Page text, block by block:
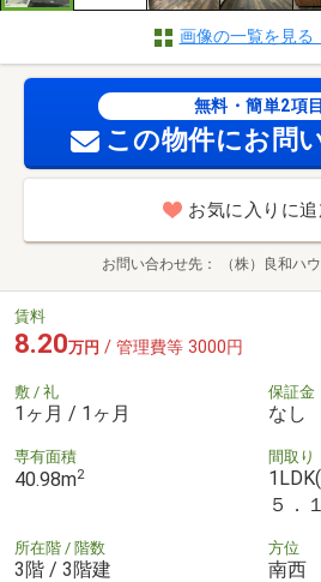
画像の一覧を見る
無料・簡単2項
この物件にお問
お気に入りに
お問い合わせ先 （株）良和ハ
賃料
8.20万円 / 管理費等 3000円
敷 / 礼
1ヶ月 / 1ヶ月
保証金
なし
専有面積
40.98m2
間取り
５．
所在階 / 階数
3階 / 3階建
方位
南西